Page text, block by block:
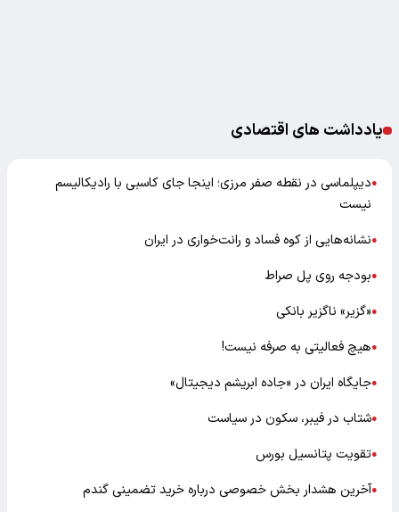
یادداشت های اقتصادی
●دیپلماسی در نقطه صفر مرزی؛ اینجا جای کاسبی با رادیکالیسم
نیست
●نشانه‌هایی از کوه فساد و رانت‌خواری در ایران
●بودجه روی پل صراط
●«گزیر» ناگزیر بانکی
●هیچ فعالیتی به صرفه نیست!
●جایگاه ایران در «جاده ابریشم دیجیتال»
●شتاب در فیبر، سکون در سیاست
●تقویت پتانسیل بورس
●آخرین هشدار بخش خصوصی درباره خرید تضمینی گندم